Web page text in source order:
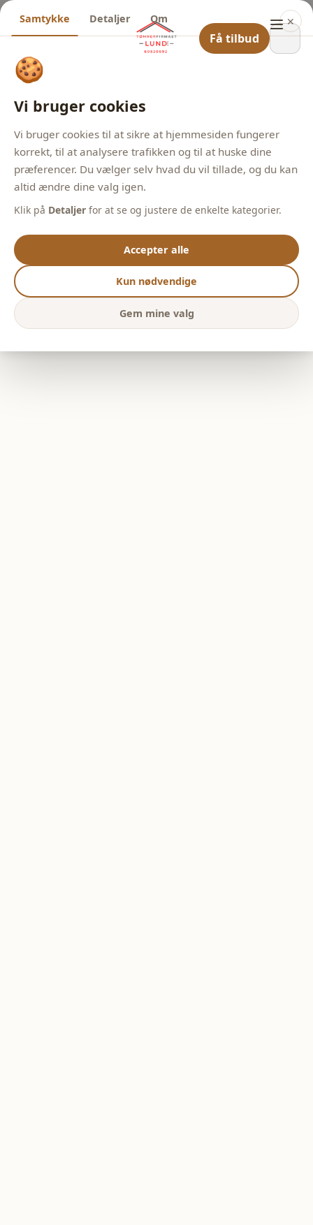
Få tilbud
✕
Samtykke Detaljer Om
🍪
Vi bruger cookies
Vi bruger cookies til at sikre at hjemmesiden fungerer
korrekt, til at analysere trafikken og til at huske dine
præferencer. Du vælger selv hvad du vil tillade, og du kan
altid ændre dine valg igen.
Klik på Detaljer for at se og justere de enkelte kategorier.
Accepter alle
Kun nødvendige
Gem mine valg